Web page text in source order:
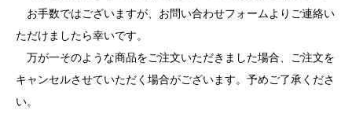
お手数ではございますが、お問い合わせフォームよりご連絡い
ただけましたら幸いです。
万が一そのような商品をご注文いただきました場合、ご注文を
キャンセルさせていただく場合がございます。予めご了承くださ
い。